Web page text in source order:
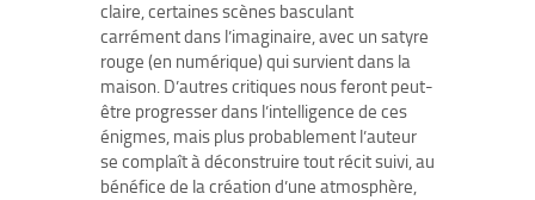
claire, certaines scènes basculant
carrément dans l’imaginaire, avec un satyre
rouge (en numérique) qui survient dans la
maison. D’autres critiques nous feront peut-
être progresser dans l’intelligence de ces
énigmes, mais plus probablement l’auteur
se complaît à déconstruire tout récit suivi, au
bénéfice de la création d’une atmosphère,